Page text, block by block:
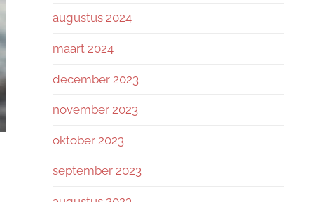
augustus 2024
maart 2024
december 2023
november 2023
oktober 2023
september 2023